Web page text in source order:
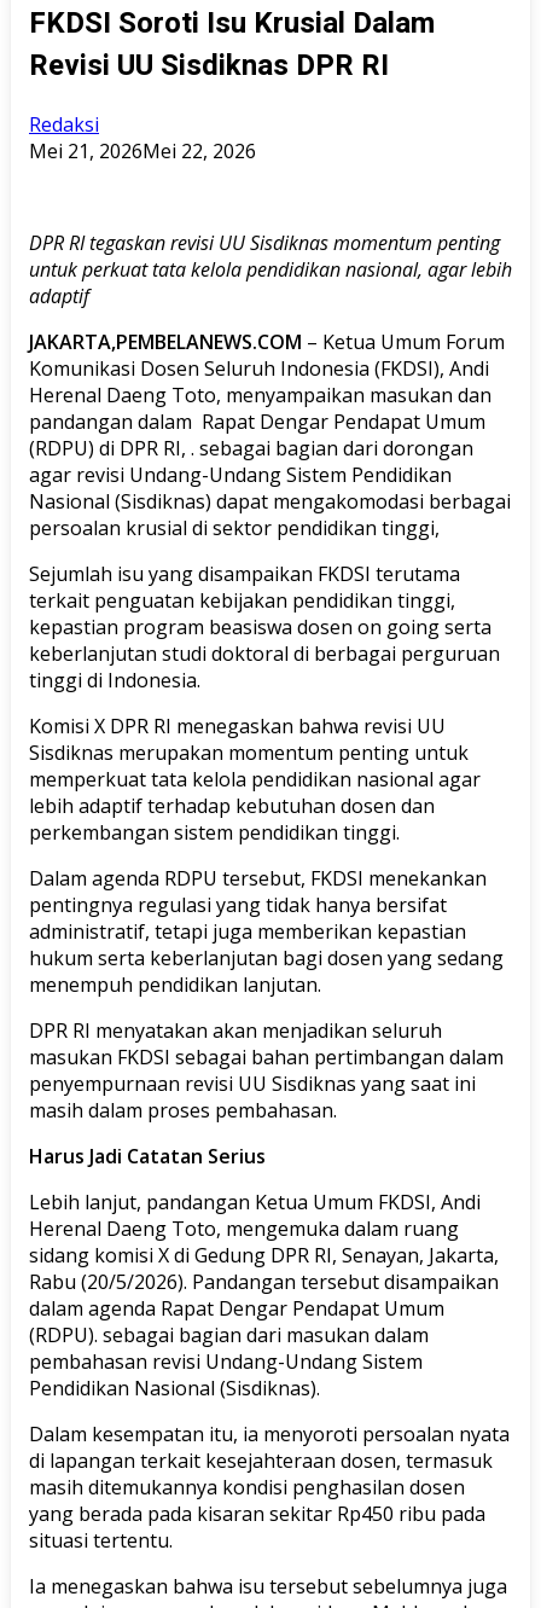
FKDSI Soroti Isu Krusial Dalam
Revisi UU Sisdiknas DPR RI
Redaksi
Mei 21, 2026Mei 22, 2026
DPR RI tegaskan revisi UU Sisdiknas momentum penting
untuk perkuat tata kelola pendidikan nasional, agar lebih
adaptif
JAKARTA,PEMBELANEWS.COM – Ketua Umum Forum
Komunikasi Dosen Seluruh Indonesia (FKDSI), Andi
Herenal Daeng Toto, menyampaikan masukan dan
pandangan dalam Rapat Dengar Pendapat Umum
(RDPU) di DPR RI, . sebagai bagian dari dorongan
agar revisi Undang-Undang Sistem Pendidikan
Nasional (Sisdiknas) dapat mengakomodasi berbagai
persoalan krusial di sektor pendidikan tinggi,
Sejumlah isu yang disampaikan FKDSI terutama
terkait penguatan kebijakan pendidikan tinggi,
kepastian program beasiswa dosen on going serta
keberlanjutan studi doktoral di berbagai perguruan
tinggi di Indonesia.
Komisi X DPR RI menegaskan bahwa revisi UU
Sisdiknas merupakan momentum penting untuk
memperkuat tata kelola pendidikan nasional agar
lebih adaptif terhadap kebutuhan dosen dan
perkembangan sistem pendidikan tinggi.
Dalam agenda RDPU tersebut, FKDSI menekankan
pentingnya regulasi yang tidak hanya bersifat
administratif, tetapi juga memberikan kepastian
hukum serta keberlanjutan bagi dosen yang sedang
menempuh pendidikan lanjutan.
DPR RI menyatakan akan menjadikan seluruh
masukan FKDSI sebagai bahan pertimbangan dalam
penyempurnaan revisi UU Sisdiknas yang saat ini
masih dalam proses pembahasan.
Harus Jadi Catatan Serius
Lebih lanjut, pandangan Ketua Umum FKDSI, Andi
Herenal Daeng Toto, mengemuka dalam ruang
sidang komisi X di Gedung DPR RI, Senayan, Jakarta,
Rabu (20/5/2026). Pandangan tersebut disampaikan
dalam agenda Rapat Dengar Pendapat Umum
(RDPU). sebagai bagian dari masukan dalam
pembahasan revisi Undang-Undang Sistem
Pendidikan Nasional (Sisdiknas).
Dalam kesempatan itu, ia menyoroti persoalan nyata
di lapangan terkait kesejahteraan dosen, termasuk
masih ditemukannya kondisi penghasilan dosen
yang berada pada kisaran sekitar Rp450 ribu pada
situasi tertentu.
Ia menegaskan bahwa isu tersebut sebelumnya juga